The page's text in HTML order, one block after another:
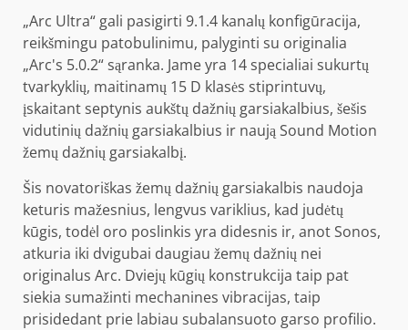
„Arc Ultra“ gali pasigirti 9.1.4 kanalų konfigūracija,
reikšmingu patobulinimu, palyginti su originalia
„Arc's 5.0.2“ sąranka. Jame yra 14 specialiai sukurtų
tvarkyklių, maitinamų 15 D klasės stiprintuvų,
įskaitant septynis aukštų dažnių garsiakalbius, šešis
vidutinių dažnių garsiakalbius ir naują Sound Motion
žemų dažnių garsiakalbį.
Šis novatoriškas žemų dažnių garsiakalbis naudoja
keturis mažesnius, lengvus variklius, kad judėtų
kūgis, todėl oro poslinkis yra didesnis ir, anot Sonos,
atkuria iki dvigubai daugiau žemų dažnių nei
originalus Arc. Dviejų kūgių konstrukcija taip pat
siekia sumažinti mechanines vibracijas, taip
prisidedant prie labiau subalansuoto garso profilio.